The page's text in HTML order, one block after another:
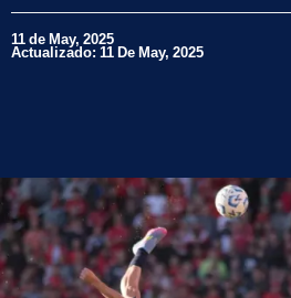
11 de May, 2025
Actualizado: 11 De May, 2025